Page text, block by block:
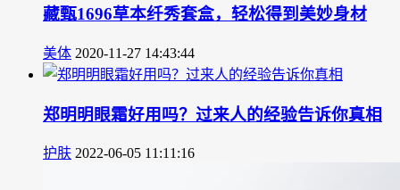
藏甄1696草本纤秀套盒，轻松得到美妙身材
美体 2020-11-27 14:43:44
郑明明眼霜好用吗？过来人的经验告诉你真相
护肤 2022-06-05 11:11:16